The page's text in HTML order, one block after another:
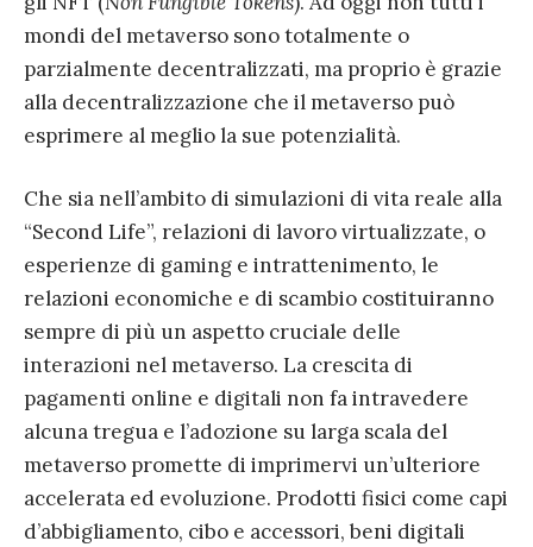
mondi del metaverso sono totalmente o
parzialmente decentralizzati, ma proprio è grazie
alla decentralizzazione che il metaverso può
esprimere al meglio la sue potenzialità.
Che sia nell’ambito di simulazioni di vita reale alla
“Second Life”, relazioni di lavoro virtualizzate, o
esperienze di gaming e intrattenimento, le
relazioni economiche e di scambio costituiranno
sempre di più un aspetto cruciale delle
interazioni nel metaverso. La crescita di
pagamenti online e digitali non fa intravedere
alcuna tregua e l’adozione su larga scala del
metaverso promette di imprimervi un’ulteriore
accelerata ed evoluzione. Prodotti fisici come capi
d’abbigliamento, cibo e accessori, beni digitali